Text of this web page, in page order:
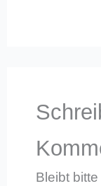
Bleibt